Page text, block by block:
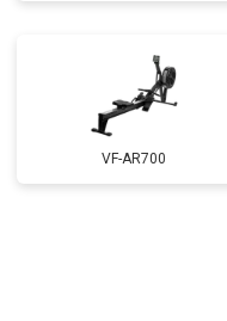
VF-AR700